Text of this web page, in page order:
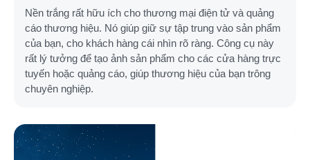
Nền trắng rất hữu ích cho thương mại điện tử và quảng
cáo thương hiệu. Nó giúp giữ sự tập trung vào sản phẩm
của bạn, cho khách hàng cái nhìn rõ ràng. Công cụ này
rất lý tưởng để tạo ảnh sản phẩm cho các cửa hàng trực
tuyến hoặc quảng cáo, giúp thương hiệu của bạn trông
chuyên nghiệp.